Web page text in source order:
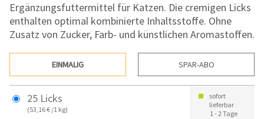
Ergänzungsfuttermittel für Katzen. Die cremigen Licks
enthalten optimal kombinierte Inhaltsstoffe. Ohne
Zusatz von Zucker, Farb- und künstlichen Aromastoffen.
EINMALIG SPAR-ABO
25 Licks
(53,16 € /1 kg)
sofort
lieferbar
1 - 2 Tage